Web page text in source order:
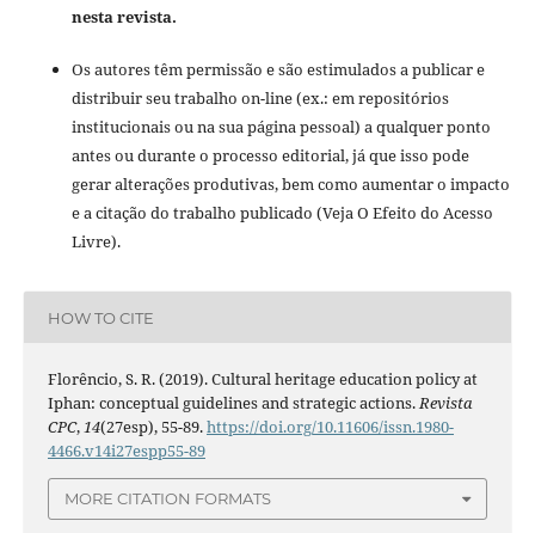
nesta revista.
Os autores têm permissão e são estimulados a publicar e
distribuir seu trabalho on-line (ex.: em repositórios
institucionais ou na sua página pessoal) a qualquer ponto
antes ou durante o processo editorial, já que isso pode
gerar alterações produtivas, bem como aumentar o impacto
e a citação do trabalho publicado (Veja O Efeito do Acesso
Livre).
HOW TO CITE
Florêncio, S. R. (2019). Cultural heritage education policy at
Iphan: conceptual guidelines and strategic actions.Revista
CPC,14(27esp), 55-89.https://doi.org/10.11606/issn.1980-
4466.v14i27espp55-89
MORE CITATION FORMATS